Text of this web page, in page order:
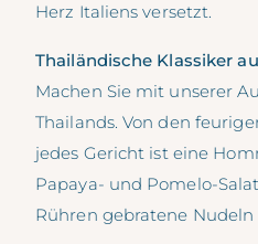
Herz Italiens versetzt.
Thailändische Klassiker
Machen Sie mit unserer
Thailands. Von den
jedes Gericht ist eine
Papaya- und Pomelo-
Rühren gebratene